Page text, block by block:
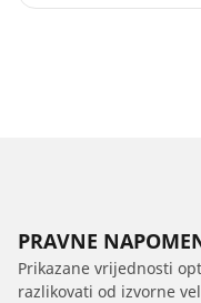
PRAVNE
Prikazane vrijednosti
razlikovati od izvorne